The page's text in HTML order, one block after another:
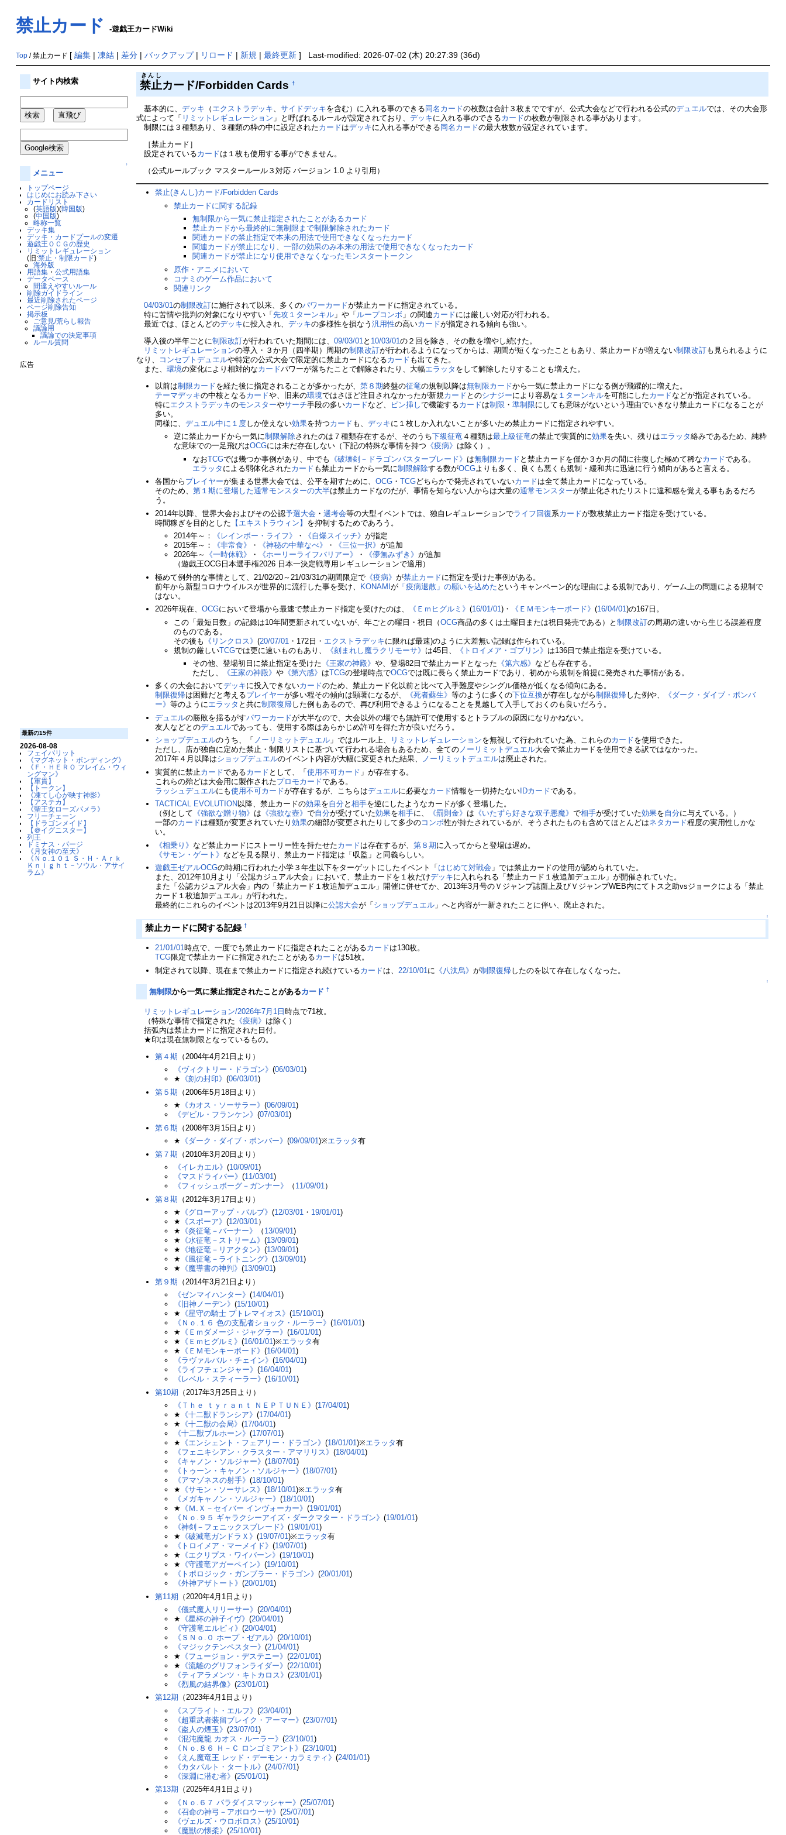
禁止カード -遊戯王カードWiki
Top/ 禁止カード [ 編集| 凍結| 差分| バックアップ| リロード | 新規 | 最終更新] Last-modified: 2026-07-02 (木) 20:27:39 (36d)
サイト内検索
↑
メニュー
トップページ
はじめにお読み下さい
カードリスト
(英語版)(韓国版)
(中国版)
略称一覧
デッキ集
デッキ・カードプールの変遷
遊戯王ＯＣＧの歴史
リミットレギュレーション
(旧:禁止・制限カード)
海外版
用語集・ 公式用語集
データベース
間違えやすいルール
削除ガイドライン
最近削除されたページ
ページ削除告知
掲示板
ご意見/荒らし報告
議論用
議論での決定事項
ルール質問
広告
最新の15件
2026-08-08
フェイバリット
《マグネット・ボンディング》
《Ｆ・ＨＥＲＯ フレイム・ウィ
ングマン》
【軍貫】
【トークン】
《凍てし心が映す神影》
【アステカ】
《聖王女ローズパメラ》
フリーチェーン
【ドラゴンメイド】
【＠イグニスター】
列王
ドミナス・パージ
《月女神の至天》
《Ｎｏ.１０１ Ｓ・Ｈ・Ａｒｋ
Ｋｎｉｇｈｔ－ソウル・アサイ
ラム》
禁止
きんし
カード/Forbidden Cards†
基本的に、デッキ （ エクストラデッキ、サイドデッキを含む）に入れる事のできる 同名カードの枚数は合計３枚までですが、公式大会などで行われる公式のデュエルでは、その大会形
式によって「 リミットレギュレーション 」と呼ばれるルールが設定されており、デッキに入れる事のできるカードの枚数が制限される事があります。
制限には３種類あり、３種類の枠の中に設定されたカードはデッキに入れる事ができる 同名カードの最大枚数が設定されています。
［禁止カード］
設定されているカードは１枚も使用する事ができません。
（公式ルールブック マスタールール３対応 バージョン 1.0 より引用）
禁止(きんし)カード/Forbidden Cards
禁止カードに関する記録
無制限から一気に禁止指定されたことがあるカード
禁止カードから最終的に無制限まで制限解除されたカード
関連カードの禁止指定で本来の用法で使用できなくなったカード
関連カードが禁止になり、一部の効果のみ本来の用法で使用できなくなったカード
関連カードが禁止になり使用できなくなったモンスタートークン
原作・アニメにおいて
コナミのゲーム作品において
関連リンク
04/03/01の制限改訂に施行されて以来、多くのパワーカードが禁止カードに指定されている。
特に苦情や批判の対象になりやすい「先攻 １ターンキル 」や「 ループコンボ 」の関連カードには厳しい対応が行われる。
最近では、ほとんどのデッキに投入され、デッキの多様性を損なう汎用性の高いカードが指定される傾向も強い。
導入後の半年ごとに制限改訂が行われていた期間には、09/03/01 と 10/03/01の２回を除き、その数を増やし続けた。
リミットレギュレーションの導入・３か月（四半期）周期の制限改訂が行われるようになってからは、期間が短くなったこともあり、禁止カードが増えない制限改訂も見られるように
なり、
コンセプトデュエルや特定の公式大会で限定的に禁止カードになるカード も出てきた。
また、環境の変化により相対的なカードパワーが落ちたことで解除されたり、大幅エラッタ をして解除したりすることも増えた。
以前は制限カードを経た後に指定されることが多かったが、第８期終盤の征竜の規制以降は無制限カードから一気に禁止カードになる例が飛躍的に増えた。
テーマデッキの中核となるカードや、旧来の環境ではさほど注目されなかったが新規 カード とのシナジーにより容易な １ターンキルを可能にしたカードなどが指定されている。
特にエクストラデッキのモンスターやサーチ手段の多いカードなど、 ピン挿しで機能するカードは制限 ・準制限にしても意味がないという理由でいきなり禁止カードになることが
多い。
同様に、デュエル中に１度しか使えない効果を持つカード も、デッキに１枚しか入れないことが多いため禁止カードに指定されやすい。
逆に禁止カードから一気に制限解除されたのは７種類存在するが、そのうち下級征竜 ４種類は最上級征竜の禁止で実質的に効果を失い、残りはエラッタ絡みであるため、純粋
な意味での一足飛びはOCGには未だ存在しない（下記の特殊な事情を持つ 《疫病》 は除く）。
なおTCGでは幾つか事例があり、中でも 《破壊剣－ドラゴンバスターブレード》 は無制限カード と禁止カードを僅か３か月の間に往復した極めて稀なカードである。
エラッタ による弱体化されたカード も禁止カードから一気に制限解除する数がOCGよりも多く、良くも悪くも規制・緩和共に迅速に行う傾向があると言える。
各国から プレイヤーが集まる世界大会では、公平を期すために、OCG ・TCGどちらかで発売されていないカードは全て禁止カードになっている。
そのため、第１期に登場した通常モンスターの大半は禁止カードなのだが、事情を知らない人からは大量の通常モンスターが禁止化されたリストに違和感を覚える事もあるだろ
う。
2014年以降、世界大会およびその公認予選大会 ・選考会等の大型イベントでは、独自レギュレーションでライフ回復系カードが数枚禁止カード指定を受けている。
時間稼ぎを目的とした 【エキストラウィン】 を抑制するためであろう。
2014年～：
《レインボー・ライフ》 ・ 《自爆スイッチ》が指定
2015年～：
《非常食》 ・ 《神秘の中華なべ》 ・ 《三位一択》が追加
2026年～ 《一時休戦》 ・ 《ホーリーライフバリアー》 ・ 《儚無みずき》が追加
（遊戯王OCG日本選手権2026 日本一決定戦専用レギュレーションで適用）
極めて例外的な事情として、21/02/20～21/03/31の期間限定で 《疫病》が禁止カードに指定を受けた事例がある。
前年から新型コロナウイルスが世界的に流行した事を受け、 KONAMIが 「疫病退散」の願いを込めた というキャンペーン的な理由による規制であり、ゲーム上の問題による規制で
はない。
2026年現在、OCGにおいて登場から最速で禁止カード指定を受けたのは、 《Ｅｍヒグルミ》(16/01/01)・ 《ＥＭモンキーボード》(16/04/01)の167日。
この「最短日数」の記録は10年間更新されていないが、年ごとの曜日・祝日（OCG商品の多くは土曜日または祝日発売である）と制限改訂の周期の違いから生じる誤差程度
のものである。
その後も 《リンクロス》(20/07/01 ・172日・ エクストラデッキに限れば最速)のように大差無い記録は作られている。
規制の厳しいTCGでは更に速いものもあり、 《刻まれし魔ラクリモーサ》 は45日、 《トロイメア・ゴブリン》 は136日で禁止指定を受けている。
その他、登場初日に禁止指定を受けた 《王家の神殿》や、登場82日で禁止カードとなった 《第六感》なども存在する。
ただし、
《王家の神殿》や 《第六感》 はTCGの登場時点でOCGでは既に長らく禁止カードであり、初めから規制を前提に発売された事情がある。
多くの大会においてデッキに投入できないカードのため、禁止カード化以前と比べて入手難度やシングル価格が低くなる傾向にある。
制限復帰は困難だと考えるプレイヤーが多い程その傾向は顕著になるが、 《死者蘇生》等のように多くの下位互換が存在しながら制限復帰した例や、
《ダーク・ダイブ・ボンバ
ー》等のようにエラッタ と共に制限復帰した例もあるので、再び利用できるようになることを見越して入手しておくのも良いだろう。
デュエルの勝敗を揺るがすパワーカードが大半なので、大会以外の場でも無許可で使用するとトラブルの原因になりかねない。
友人などとのデュエルであっても、使用する際はあらかじめ許可を得た方が良いだろう。
ショップデュエルのうち、「 ノーリミットデュエル 」ではルール上、 リミットレギュレーションを無視して行われていた為、これらのカードを使用できた。
ただし、店が独自に定めた禁止・制限リストに基づいて行われる場合もあるため、全てのノーリミットデュエル大会で禁止カードを使用できる訳ではなかった。
2017年４月以降はショップデュエルのイベント内容が大幅に変更された結果、 ノーリミットデュエルは廃止された。
実質的に禁止カードであるカード として、「使用不可カード 」が存在する。
これらの殆どは大会用に製作されたプロモカードである。
ラッシュデュエルにも使用不可カードが存在するが、こちらはデュエルに必要なカード情報を一切持たない IDカードである。
TACTICAL EVOLUTION 以降、禁止カードの効果を自分と相手を逆にしたようなカードが多く登場した。
（例として 《強欲な贈り物》 は 《強欲な壺》で自分が受けていた効果を相手に、 《罰則金》 は 《いたずら好きな双子悪魔》で相手が受けていた効果を自分に与えている。）
一部のカードは種類が変更されていたり効果の細部が変更されたりして多少のコンボ性が持たされているが、そうされたものも含めてほとんどはネタ カード程度の実用性しかな
い。
《相乗り》など禁止カードにストーリー性を持たせたカードは存在するが、第８期に入ってからと登場は遅め。
《サモン・ゲート》などを見る限り、禁止カード指定は「収監」と同義らしい。
遊戯王ゼアルOCGの時期に行われた小学３年生以下をターゲットにしたイベント「 はじめて対戦会 」では禁止カードの使用が認められていた。
また、2012年10月より「公認カジュアル大会」において、禁止カードを１枚だけデッキに入れられる「禁止カード１枚追加デュエル」が開催されていた。
また「公認カジュアル大会」内の「禁止カード１枚追加デュエル」開催に併せてか、2013年3月号のＶジャンプ誌面上及びＶジャンプWEB内にてトス之助vsジョークによる「禁止
カード１枚追加デュエル」が行われた。
最終的にこれらのイベントは2013年9月21日以降に公認大会が「 ショップデュエル 」へと内容が一新されたことに伴い、廃止された。
↑
禁止カードに関する記録 †
21/01/01時点で、一度でも禁止カードに指定されたことがあるカードは130枚。
TCG限定で禁止カードに指定されたことがあるカードは51枚。
制定されて以降、現在まで禁止カードに指定され続けているカードは、 22/10/01 に 《八汰烏》が制限復帰したのを以て存在しなくなった。
↑
無制限から一気に禁止指定されたことがあるカード †
リミットレギュレーション/2026年7月1日時点で71枚。
（特殊な事情で指定された 《疫病》 は除く）
括弧内は禁止カードに指定された日付。
★印は現在無制限となっているもの。
第４期 （2004年4月21日より）
《ヴィクトリー・ドラゴン》(06/03/01)
★ 《刻の封印》(06/03/01)
第５期 （2006年5月18日より）
★ 《カオス・ソーサラー》(06/09/01)
《デビル・フランケン》(07/03/01)
第６期 （2008年3月15日より）
★ 《ダーク・ダイブ・ボンバー》(09/09/01)※エラッタ有
第７期 （2010年3月20日より）
《イレカエル》(10/09/01)
《マスドライバー》(11/03/01)
《フィッシュボーグ－ガンナー》
（ 11/09/01）
第８期 （2012年3月17日より）
★ 《グローアップ・バルブ》(12/03/01 ・ 19/01/01)
★ 《スポーア》(12/03/01）
★ 《炎征竜－バーナー》 （ 13/09/01)
★ 《水征竜－ストリーム》(13/09/01)
★ 《地征竜－リアクタン》(13/09/01)
★ 《風征竜－ライトニング》(13/09/01)
★ 《魔導書の神判》(13/09/01)
第９期 （2014年3月21日より）
《ゼンマイハンター》(14/04/01)
《旧神ノーデン》(15/10/01)
★ 《星守の騎士 プトレマイオス》(15/10/01)
《Ｎｏ.１６ 色の支配者ショック・ルーラー》(16/01/01)
★ 《Ｅｍダメージ・ジャグラー》(16/01/01)
★ 《Ｅｍヒグルミ》(16/01/01)※エラッタ有
★ 《ＥＭモンキーボード》(16/04/01)
《ラヴァルバル・チェイン》(16/04/01)
《ライフチェンジャー》(16/04/01)
《レベル・スティーラー》(16/10/01)
第10期 （2017年3月25日より）
《Ｔｈｅ ｔｙｒａｎｔ ＮＥＰＴＵＮＥ》(17/04/01)
★ 《十二獣ドランシア》(17/04/01)
★ 《十二獣の会局》(17/04/01)
《十二獣ブルホーン》(17/07/01)
★ 《エンシェント・フェアリー・ドラゴン》(18/01/01)※エラッタ有
《フェニキシアン・クラスター・アマリリス》(18/04/01)
《キャノン・ソルジャー》(18/07/01)
《トゥーン・キャノン・ソルジャー》(18/07/01)
《アマゾネスの射手》(18/10/01)
★ 《サモン・ソーサレス》(18/10/01)※エラッタ有
《メガキャノン・ソルジャー》(18/10/01)
★ 《Ｍ.Ｘ－セイバー インヴォーカー》(19/01/01)
《Ｎｏ.９５ ギャラクシーアイズ・ダークマター・ドラゴン》(19/01/01)
《神剣－フェニックスブレード》(19/01/01)
★ 《破滅竜ガンドラＸ》(19/07/01)※エラッタ有
《トロイメア・マーメイド》(19/07/01)
★ 《エクリプス・ワイバーン》(19/10/01)
★ 《守護竜アガーペイン》(19/10/01)
《トポロジック・ガンブラー・ドラゴン》(20/01/01)
《外神アザトート》(20/01/01)
第11期 （2020年4月1日より）
《儀式魔人リリーサー》(20/04/01)
★ 《星杯の神子イヴ》(20/04/01)
《守護竜エルピィ》(20/04/01)
《ＳＮｏ.０ ホープ・ゼアル》(20/10/01)
《マジックテンペスター》(21/04/01)
★ 《フュージョン・デステニー》(22/01/01)
★ 《流離のグリフォンライダー》(22/10/01)
《ティアラメンツ・キトカロス》(23/01/01)
《烈風の結界像》(23/01/01)
第12期 （2023年4月1日より）
《スプライト・エルフ》(23/04/01)
《超重武者装留ブレイク・アーマー》(23/07/01)
《盗人の煙玉》(23/07/01)
《混沌魔龍 カオス・ルーラー》(23/10/01)
《Ｎｏ.８６ Ｈ－Ｃ ロンゴミアント》(23/10/01)
《えん魔竜王 レッド・デーモン・カラミティ》(24/01/01)
《カタパルト・タートル》(24/07/01)
《深淵に潜む者》(25/01/01)
第13期 （2025年4月1日より）
《Ｎｏ.６７ パラダイスマッシャー》(25/07/01)
《召命の神弓－アポロウーサ》(25/07/01)
《ヴェルズ・ウロボロス》(25/10/01)
《魔獣の懐柔》(25/10/01)